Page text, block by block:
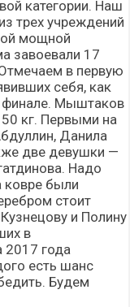
категории. Наш
трех учреждений
мощной
завоевали 17
в первую
себя, как
финале. Мыштаков
кг. Первыми на
Данила
две девушки —
Надо
ковре были
стоит
и Полину
в
2017 года
есть шанс
Будем